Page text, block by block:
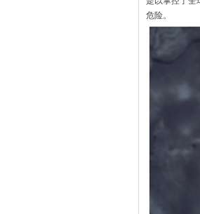
危险。